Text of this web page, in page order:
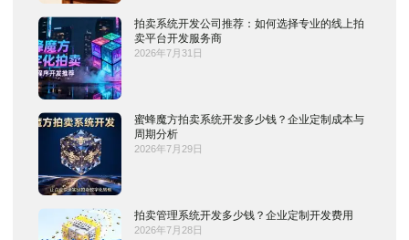
拍卖系统开发公司推荐：如何选择专业的线上拍
卖平台开发服务商
2026年7月31日
蜜蜂魔方拍卖系统开发多少钱？企业定制成本与
周期分析
2026年7月29日
拍卖管理系统开发多少钱？企业定制开发费用
2026年7月28日